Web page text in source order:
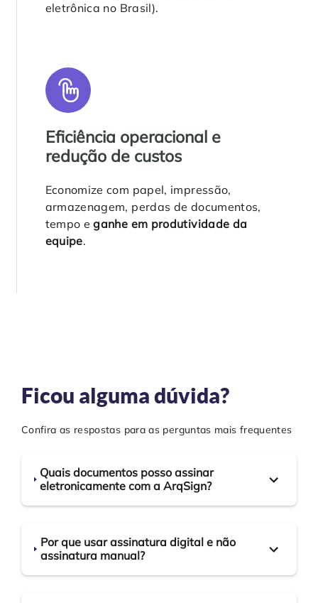
eletrônica no Brasil).
Eficiência operacional e
redução de custos
Economize com papel, impressão,
armazenagem, perdas de documentos,
tempo eganhe em produtividade da
equipe.
Ficou alguma dúvida?
Confira as respostas para as perguntas mais frequentes
Quais documentos posso assinar
eletronicamente com a ArqSign?
Por que usar assinatura digital e não
assinatura manual?